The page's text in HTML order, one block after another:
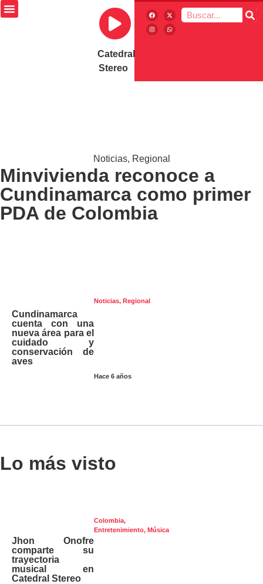
Catedral
Stereo
Noticias, Regional
Minvivienda reconoce a
Cundinamarca como primer
PDA de Colombia
Noticias, Regional
Hace 6 años
Cundinamarca
cuenta con una
nueva área para el
cuidado y
conservación de
aves
Lo más visto
Colombia,
Entretenimiento, Música
Jhon Onofre
comparte su
trayectoria
musical en
Catedral Stereo